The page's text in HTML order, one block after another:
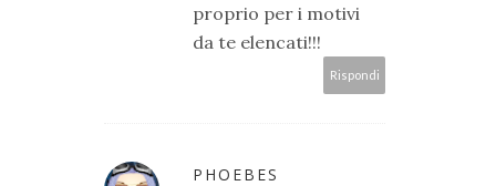
proprio per i motivi
da te elencati!!!
Rispondi
PHOEBES